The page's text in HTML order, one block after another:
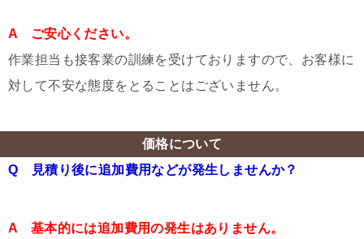
A ご安心ください。
作業担当も接客業の訓練を受けておりますので、お客様に
対して不安な態度をとることはございません。
価格について
Q 見積り後に追加費用などが発生しませんか？
A 基本的には追加費用の発生はありません。